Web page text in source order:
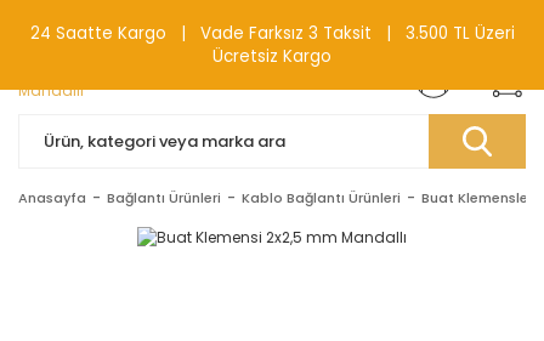
0(212) 240 87 88
Anasayfa Bağlantı Ürünleri Kablo Bağlantı Ürünleri Buat Klemensleri
24 Saatte Kargo | Vade Farksız 3 Taksit | 3.500 TL Üzeri
Ücretsiz Kargo